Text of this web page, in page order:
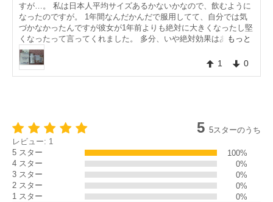
すが…。 私は日本人平均サイズあるかないかなので、飲むように
なったのですが。 1年間なんだかんだで服用してて、自分では気
づかなかったんですが彼女が1年前よりも絶対に大きくなったし堅
くなったって言ってくれました。 多分、いや絶対効果はあると思
う。
もっと
1 0
5 5スターのうち
レビュー: 1
5 スター
100%
4 スター
0%
3 スター
0%
2 スター
0%
1 スター
0%